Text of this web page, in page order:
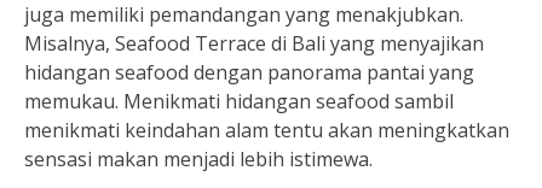
juga memiliki pemandangan yang menakjubkan.
Misalnya, Seafood Terrace di Bali yang menyajikan
hidangan seafood dengan panorama pantai yang
memukau. Menikmati hidangan seafood sambil
menikmati keindahan alam tentu akan meningkatkan
sensasi makan menjadi lebih istimewa.